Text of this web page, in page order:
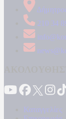
210 34
Καταγγελίες